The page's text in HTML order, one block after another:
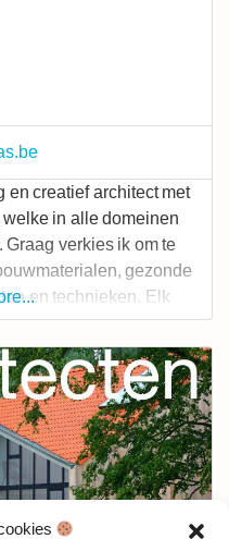
en creatief architect met
in alle domeinen
verkies ik om te
gezonde
en technieken. Elk
vormgeving
en de specifieke context